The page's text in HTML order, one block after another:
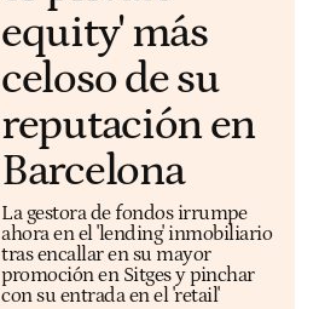
equity' más
celoso de su
reputación en
Barcelona
La gestora de fondos irrumpe
ahora en el 'lending' inmobiliario
tras encallar en su mayor
promoción en Sitges y pinchar
con su entrada en el 'retail'